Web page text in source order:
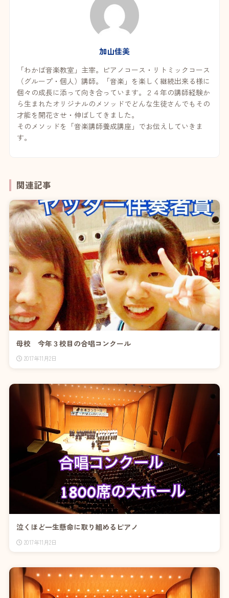
加山佳美
「わかば音楽教室」主宰。ピアノコース・リトミックコース
（グループ・個人）講師。「音楽」を楽しく継続出来る様に
個々の成長に添って向き合っています。２４年の講師経験か
ら生まれたオリジナルのメソッドでどんな生徒さんでもその
才能を開花させ・伸ばしてきました。
そのメソッドを「音楽講師養成講座」でお伝えしていきま
す。
関連記事
母校 今年３校目の合唱コンクール
2017年11月2日
泣くほど一生懸命に取り組めるピアノ
2017年11月2日